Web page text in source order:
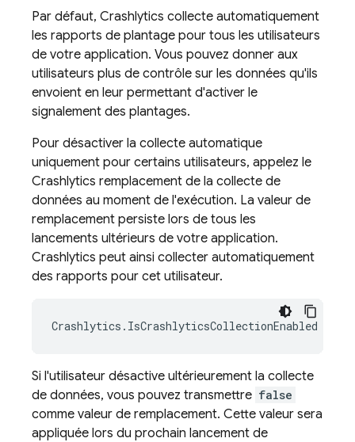
Par défaut, Crashlytics collecte automatiquement
les rapports de plantage pour tous les utilisateurs
de votre application. Vous pouvez donner aux
utilisateurs plus de contrôle sur les données qu'ils
envoient en leur permettant d'activer le
signalement des plantages.
Pour désactiver la collecte automatique
uniquement pour certains utilisateurs, appelez le
Crashlytics remplacement de la collecte de
données au moment de l'exécution. La valeur de
remplacement persiste lors de tous les
lancements ultérieurs de votre application.
Crashlytics peut ainsi collecter automatiquement
des rapports pour cet utilisateur.
Crashlytics . IsCrashlyticsCollectionEnabled
Si l'utilisateur désactive ultérieurement la collecte
de données, vous pouvez transmettre false
comme valeur de remplacement. Cette valeur sera
appliquée lors du prochain lancement de